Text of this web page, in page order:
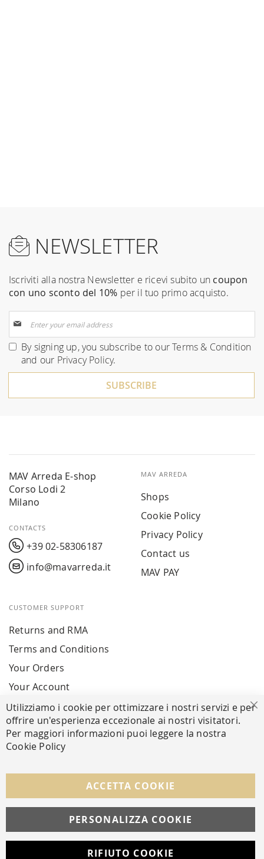
NEWSLETTER
Iscriviti alla nostra Newsletter e ricevi subito un coupon
con uno sconto del 10% per il tuo primo acquisto.
Up
for
Our
By signing up, you subscribe to ourTerms & Condition
and our Privacy Policy.
SUBSCRIBE
MAV Arreda E-shop
Corso Lodi 2
Milano
CONTACTS
+39 02-58306187
info@mavarreda.it
MAV ARREDA
Shops
Cookie Policy
Privacy Policy
Contact us
MAV PAY
CUSTOMER SUPPORT
Returns and RMA
Terms and Conditions
Your Orders
Your Account
SECURE PAYMENTS
FOLLOW US ON SOCIAL MEDIA
Utilizziamo i cookie per ottimizzare i nostri servizi e per
offrire un'esperienza eccezionale ai nostri visitatori.
Per maggiori informazioni puoi leggere la nostra
Cookie Policy
ACCETTA COOKIE
PERSONALIZZA COOKIE
RIFIUTO COOKIE